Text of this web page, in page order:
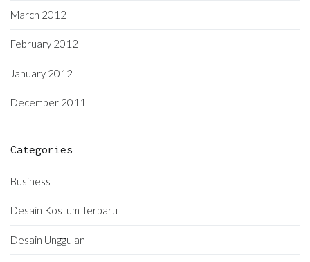
March 2012
February 2012
January 2012
December 2011
Categories
Business
Desain Kostum Terbaru
Desain Unggulan